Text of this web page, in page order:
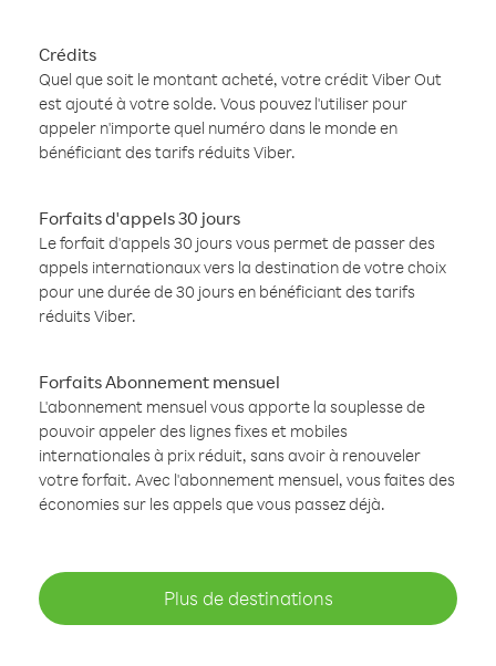
Crédits
Quel que soit le montant acheté, votre crédit Viber Out
est ajouté à votre solde. Vous pouvez l'utiliser pour
appeler n'importe quel numéro dans le monde en
bénéficiant des tarifs réduits Viber.
Forfaits d'appels 30 jours
Le forfait d'appels 30 jours vous permet de passer des
appels internationaux vers la destination de votre choix
pour une durée de 30 jours en bénéficiant des tarifs
réduits Viber.
Forfaits Abonnement mensuel
L'abonnement mensuel vous apporte la souplesse de
pouvoir appeler des lignes fixes et mobiles
internationales à prix réduit, sans avoir à renouveler
votre forfait. Avec l'abonnement mensuel, vous faites des
économies sur les appels que vous passez déjà.
Plus de destinations